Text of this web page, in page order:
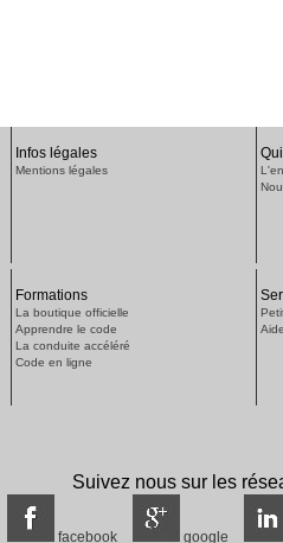
Infos légales
Mentions légales
Formations
La boutique officielle
Apprendre le code
La conduite accéléré
Code en ligne
Suivez nous sur les
facebook google